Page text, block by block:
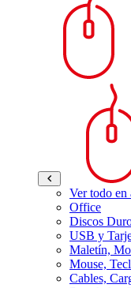
Ver todo en
Office
Discos
USB y
Maletín,
Mouse,
Cables,